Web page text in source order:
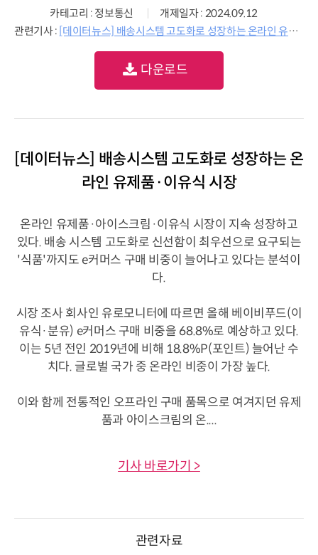
카테고리 : 정보통신
개제일자 : 2024.09.12
관련기사 : [데이터뉴스] 배송시스템 고도화로 성장하는 온라인 유제품·이유식 시장
다운로드
[데이터뉴스] 배송시스템 고도화로 성장하는 온
라인 유제품·이유식 시장
온라인 유제품·아이스크림·이유식 시장이 지속 성장하고
있다. 배송 시스템 고도화로 신선함이 최우선으로 요구되는
'식품'까지도 e커머스 구매 비중이 늘어나고 있다는 분석이
다.
시장 조사 회사인 유로모니터에 따르면 올해 베이비푸드(이
유식·분유) e커머스 구매 비중을 68.8%로 예상하고 있다.
이는 5년 전인 2019년에 비해 18.8%P(포인트) 늘어난 수
치다. 글로벌 국가 중 온라인 비중이 가장 높다.
이와 함께 전통적인 오프라인 구매 품목으로 여겨지던 유제
품과 아이스크림의 온....
기사 바로가기 >
관련자료